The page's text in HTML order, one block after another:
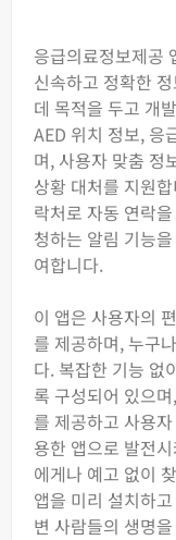
응급의료정보제공
신속하고 정확한
데 목적을 두고 개
AED 위치 정보, 응
며, 사용자 맞춤 정
상황 대처를 지원
락처로 자동 연락
청하는 알림 기능
여합니다.
이 앱은 사용자의
를 제공하며, 누구
다. 복잡한 기능 없
록 구성되어 있으
를 제공하고 사용
용한 앱으로 발전
에게나 예고 없이
앱을 미리 설치하
변 사람들의 생명